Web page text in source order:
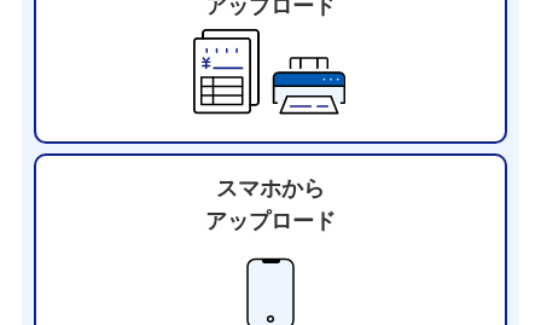
アップロード
スマホから
アップロード